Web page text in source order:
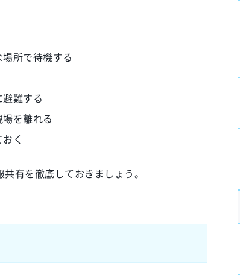
所で待機する
難する
を離れる
く
有を徹底しておきましょう。